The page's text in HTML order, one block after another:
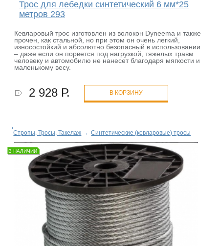
Трос для лебедки синтетический 6 мм*25
метров 293
Кевларовый трос изготовлен из волокон Dyneema и также
прочен, как стальной, но при этом он очень легкий,
износостойкий и абсолютно безопасный в использовании
– даже если он порвется под нагрузкой, тяжелых травм
человеку и автомобилю не нанесет благодаря мягкости и
маленькому весу.
2 928 Р. В КОРЗИНУ
Стропы, Тросы, Такелаж → Синтетические (кевларовые) тросы
В НАЛИЧИИ